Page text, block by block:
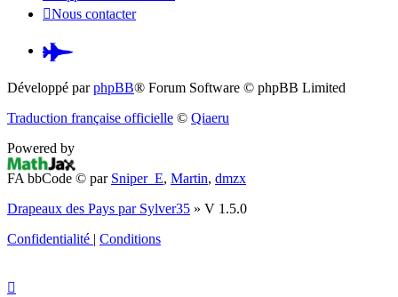
Nous contacter
Pardus.at
(S’ouvre
nouvel
Développé parphpBB® Forum Software © phpBB Limited
Traduction française officielle © Qiaeru
Powered by
FA bbCode © par Sniper_E, Martin, dmzx
Drapeaux des Pays par Sylver35 » V 1.5.0
Confidentialité | Conditions